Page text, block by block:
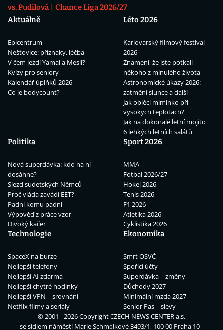
vs. Pudilová
Chance Liga 2026/27
Aktuálně
Epicentrum
Neštovice: příznaky, léčba
V čem jezdí Yamal a Mesii?
Kvízy pro seniory
Kalendář úplňků 2026
Co je bodycount?
Léto 2026
Karlovarský filmový festival
2026
Znamení, že jste potkali
někoho z minulého života
Astronomické úkazy 2026:
zatmění slunce a další
Jak obléci miminko při
vysokých teplotách?
Jak na dokonalé letní mojito
6 lehkých letních salátů
Politika
Nová superdávka: kdo na ní
dosáhne?
Sjezd sudetských Němců
Proč vláda zavádí EET?
Padni komu padni
Výpověď z práce vzor
Divoký kačer
Sport 2026
MMA
Fotbal 2026/27
Hokej 2026
Tenis 2026
F1 2026
Atletika 2026
Cyklistika 2026
Technologie
SpaceX na burze
Nejlepší telefony
Nejlepší AI zdarma
Nejlepší chytré hodinky
Nejlepší VPN – srovnání
Netflix filmy a seriály
Ekonomika
Smrt OSVČ
Spořicí účty
Superdávka – změny
Důchody 2027
Minimální mzda 2027
Senior Pas – slevy
© 2001 - 2026 CopyrightCZECH NEWS CENTER a.s.
se sídlem náměstí Marie Schmolkové 3493/1, 100 00 Praha 10 -